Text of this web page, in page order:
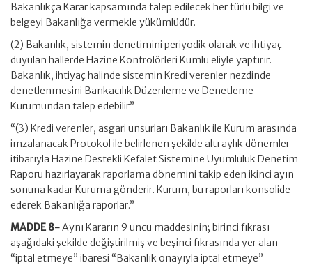
Bakanlıkça Karar kapsamında talep edilecek her türlü bilgi ve
belgeyi Bakanlığa vermekle yükümlüdür.
(2) Bakanlık, sistemin denetimini periyodik olarak ve ihtiyaç
duyulan hallerde Hazine Kontrolörleri Kumlu eliyle yaptırır.
Bakanlık, ihtiyaç halinde sistemin Kredi verenler nezdinde
denetlenmesini Bankacılık Düzenleme ve Denetleme
Kurumundan talep edebilir”
“(3) Kredi verenler, asgari unsurları Bakanlık ile Kurum arasında
imzalanacak Protokol ile belirlenen şekilde altı aylık dönemler
itibarıyla Hazine Destekli Kefalet Sistemine Uyumluluk Denetim
Raporu hazırlayarak raporlama dönemini takip eden ikinci ayın
sonuna kadar Kuruma gönderir. Kurum, bu raporları konsolide
ederek Bakanlığa raporlar.”
MADDE 8-Aynı Kararın 9 uncu maddesinin; birinci fıkrası
aşağıdaki şekilde değiştirilmiş ve beşinci fıkrasında yer alan
“iptal etmeye” ibaresi “Bakanlık onayıyla iptal etmeye”